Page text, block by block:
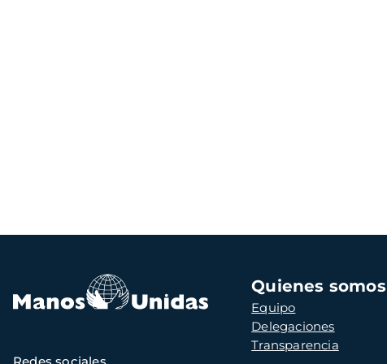
Navegación
principal
Quienes somos
Equipo
Delegaciones
Transparencia